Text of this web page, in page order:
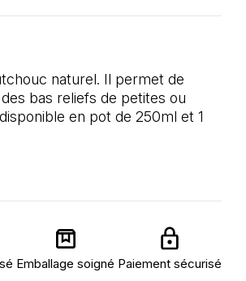
naturel. Il permet de
bas reliefs de petites ou
en pot de 250ml et 1
Emballage soigné Paiement sécurisé